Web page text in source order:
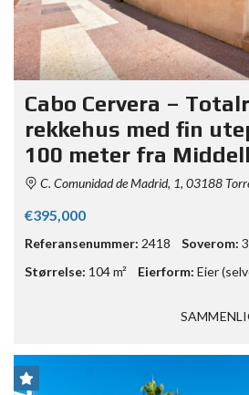
Cabo Cervera –
rekkehus med fin
100 meter fra
C. Comunidad de Madrid, 1, 03188
€395,000
Referansenummer: 2418 Soverom: 3
Størrelse: 104 m² Eierform: Eier